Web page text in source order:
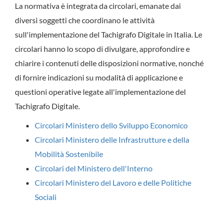
La normativa è integrata da circolari, emanate dai
diversi soggetti che coordinano le attività
sull'implementazione del Tachigrafo Digitale in Italia. Le
circolari hanno lo scopo di divulgare, approfondire e
chiarire i contenuti delle disposizioni normative, nonché
di fornire indicazioni su modalità di applicazione e
questioni operative legate all'implementazione del
Tachigrafo Digitale.
Circolari Ministero dello Sviluppo Economico
Circolari Ministero delle Infrastrutture e della
Mobilità Sostenibile
Circolari del Ministero dell'Interno
Circolari Ministero del Lavoro e delle Politiche
Sociali